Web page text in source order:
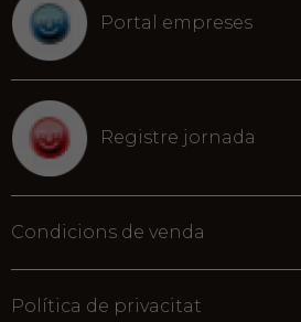
Portal empreses
Registre jornada
Condicions de venda
Política de privacitat